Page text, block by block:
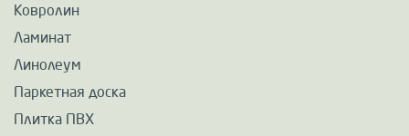
Ковролин
Ламинат
Линолеум
Паркетная доска
Плитка ПВХ